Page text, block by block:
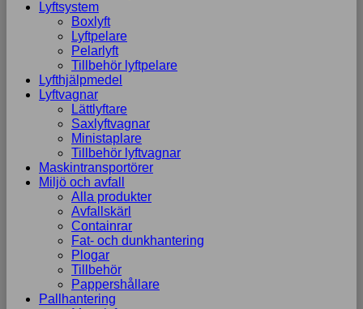
Lyftsystem
Boxlyft
Lyftpelare
Pelarlyft
Tillbehör lyftpelare
Lyfthjälpmedel
Lyftvagnar
Lättlyftare
Saxlyftvagnar
Ministaplare
Tillbehör lyftvagnar
Maskintransportörer
Miljö och avfall
Alla produkter
Avfallskärl
Containrar
Fat- och dunkhantering
Plogar
Tillbehör
Pappershållare
Pallhantering